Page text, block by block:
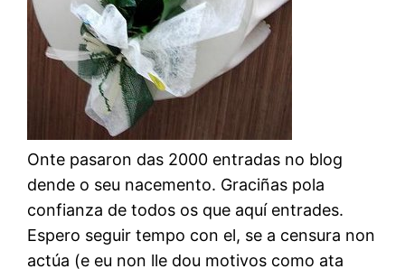
Onte pasaron das 2000 entradas no blog
dende o seu nacemento. Graciñas pola
confianza de todos os que aquí entrades.
Espero seguir tempo con el, se a censura non
actúa (e eu non lle dou motivos como ata